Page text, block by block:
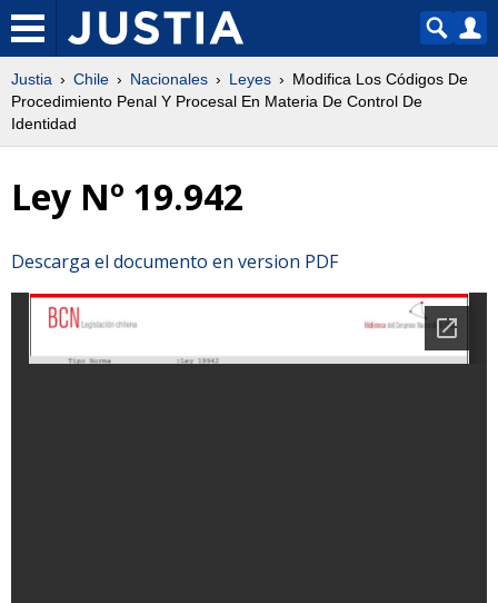
Justia Chile Nacionales Leyes
Modifica Los Códigos De
Procedimiento Penal Y Procesal En Materia De Control De
Identidad
Ley Nº 19.942
Descarga el documento en version PDF